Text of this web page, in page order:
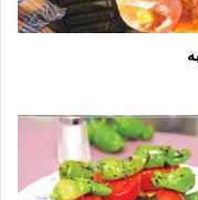
تابه روی حرارت متوسط
با برگ‌تازه نعنا